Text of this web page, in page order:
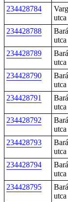
234428784
utca
234428788
utca
234428789
utca
234428790
utca
234428791
utca
234428792
utca
234428793
utca
234428794
utca
234428795
utca